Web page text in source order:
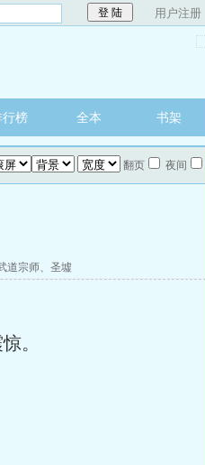
用户注册
榜 全本 书架
翻页 夜间
道宗师、 圣墟
。